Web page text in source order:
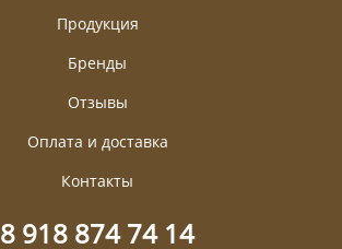
Продукция
Бренды
Отзывы
Оплата и доставка
Контакты
8 918 874 74 14